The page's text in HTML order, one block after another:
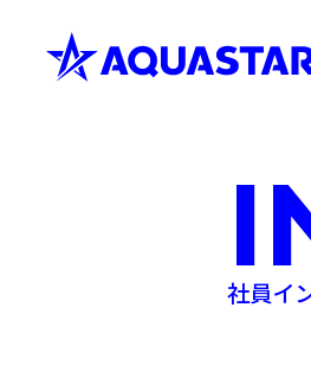
社員イ